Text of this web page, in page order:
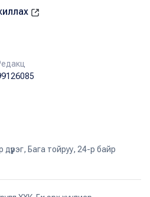
Бага тойруу, 24-р байр